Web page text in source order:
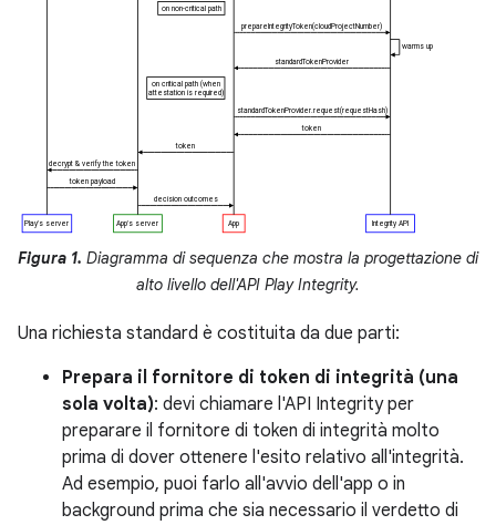
Figura 1. Diagramma di sequenza che mostra la progettazione di
alto livello dell'API Play Integrity.
Una richiesta standard è costituita da due parti:
Prepara il fornitore di token di integrità (una
sola volta): devi chiamare l'API Integrity per
preparare il fornitore di token di integrità molto
prima di dover ottenere l'esito relativo all'integrità.
Ad esempio, puoi farlo all'avvio dell'app o in
background prima che sia necessario il verdetto di